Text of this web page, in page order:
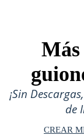
¡Sin
de
CREAR